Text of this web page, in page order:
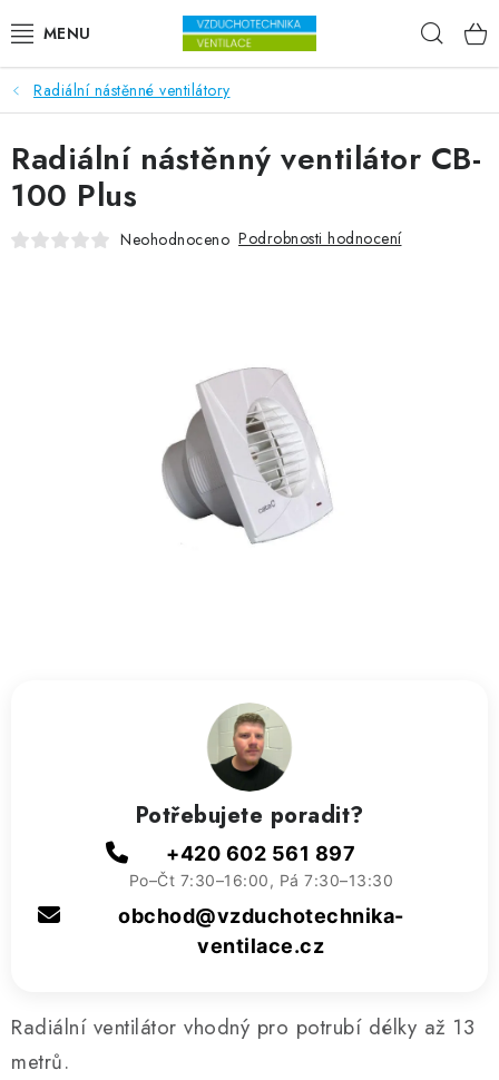
VENTILÁTORY
VZDUCHOTECHNIKA
REKUPERACE
ZVLHČOVAČE VZDUCHU PRŮMYSLOVÉ
Kontakty
Radiální nástěnné ventilátory
Radiální ventilátor vhodný pro potrubí délky až 13
metrů.
Radiální nástěnný ventilátor CB-
100 Plus
Neohodnoceno Podrobnosti hodnocení
Potřebujete poradit?
+420 602 561 897
Po–Čt 7:30–16:00, Pá 7:30–13:30
obchod@vzduchotechnika-
ventilace.cz